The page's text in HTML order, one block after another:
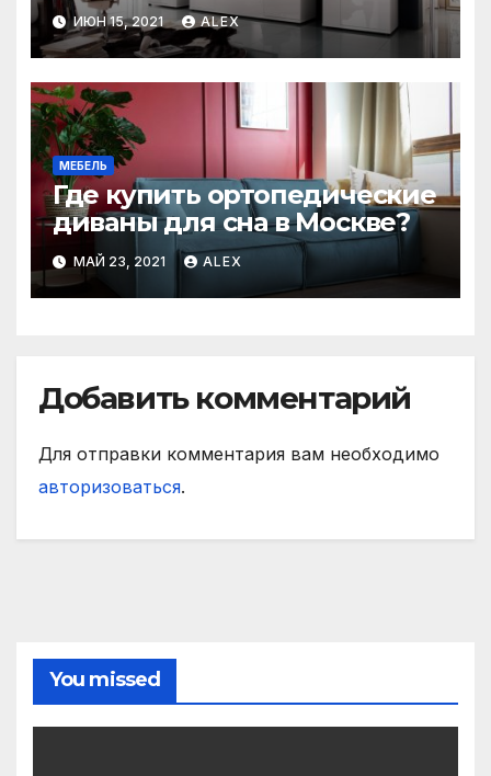
ИЮН 15, 2021 ALEX
МЕБЕЛЬ
Где купить ортопедические
диваны для сна в Москве?
МАЙ 23, 2021 ALEX
Добавить комментарий
Для отправки комментария вам необходимо
авторизоваться.
You missed